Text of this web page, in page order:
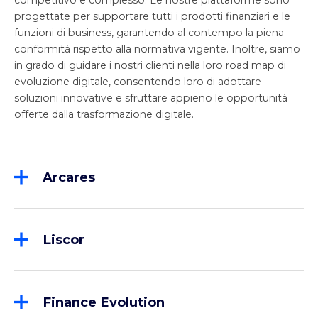
progettate per supportare tutti i prodotti finanziari e le
funzioni di business, garantendo al contempo la piena
conformità rispetto alla normativa vigente. Inoltre, siamo
in grado di guidare i nostri clienti nella loro road map di
evoluzione digitale, consentendo loro di adottare
soluzioni innovative e sfruttare appieno le opportunità
offerte dalla trasformazione digitale.
Arcares
mercato italiano per la fornitura di soluzioni
“K4F – Keystone for Finance”. Più del 50% del
sempre più accentuata evoluzione verso la
Liscor
to-back per i settori del noleggio, del leasing
onboarding alla gestione ed amministrazione del
Finance Evolution